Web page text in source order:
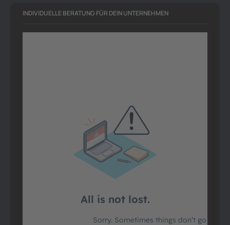
INDIVIDUELLE BERATUNG FÜR DEIN UNTERNEHMEN